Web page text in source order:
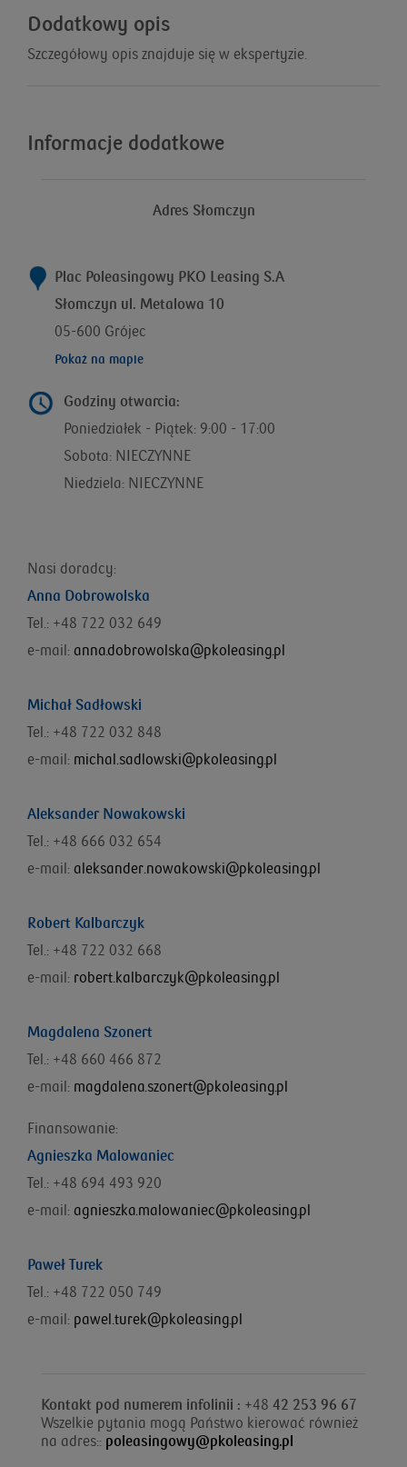
Dodatkowy opis
Szczegółowy opis znajduje się w ekspertyzie.
Informacje dodatkowe
Adres Słomczyn
Plac Poleasingowy PKO Leasing S.A
Słomczyn ul. Metalowa 10
05-600 Grójec
Pokaż na mapie
Godziny otwarcia:
Poniedziałek - Piątek: 9:00 - 17:00
Sobota: NIECZYNNE
Niedziela: NIECZYNNE
Nasi doradcy:
Anna Dobrowolska
Tel.: +48 722 032 649
e-mail: anna.dobrowolska@pkoleasing.pl
Michał Sadłowski
Tel.: +48 722 032 848
e-mail: michal.sadlowski@pkoleasing.pl
Aleksander Nowakowski
Tel.: +48 666 032 654
e-mail: aleksander.nowakowski@pkoleasing.pl
Robert Kalbarczyk
Tel.: +48 722 032 668
e-mail: robert.kalbarczyk@pkoleasing.pl
Magdalena Szonert
Tel.: +48 660 466 872
e-mail: magdalena.szonert@pkoleasing.pl
Finansowanie:
Agnieszka Malowaniec
Tel.: +48 694 493 920
e-mail: agnieszka.malowaniec@pkoleasing.pl
Paweł Turek
Tel.: +48 722 050 749
e-mail: pawel.turek@pkoleasing.pl
Kontakt pod numerem infolinii : +48 42 253 96 67
Wszelkie pytania mogą Państwo kierować również
na adres:: poleasingowy@pkoleasing.pl